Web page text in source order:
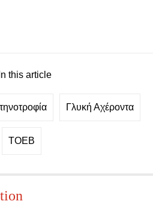
In this article
Γλυκή Αχέροντα
ΤΟΕΒ